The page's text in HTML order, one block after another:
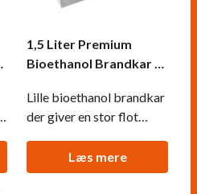
1,5 Liter Premium
Bioethanol Brandkar -
Lille bioethanol brandkar
der giver en stor flot
liter og op til 5-6 timers
brændetid på en fuld
Læs mere